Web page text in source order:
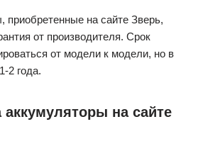
приобретенные на сайте Зверь,
от производителя. Срок
от модели к модели, но в
2 года.
аккумуляторы на сайте